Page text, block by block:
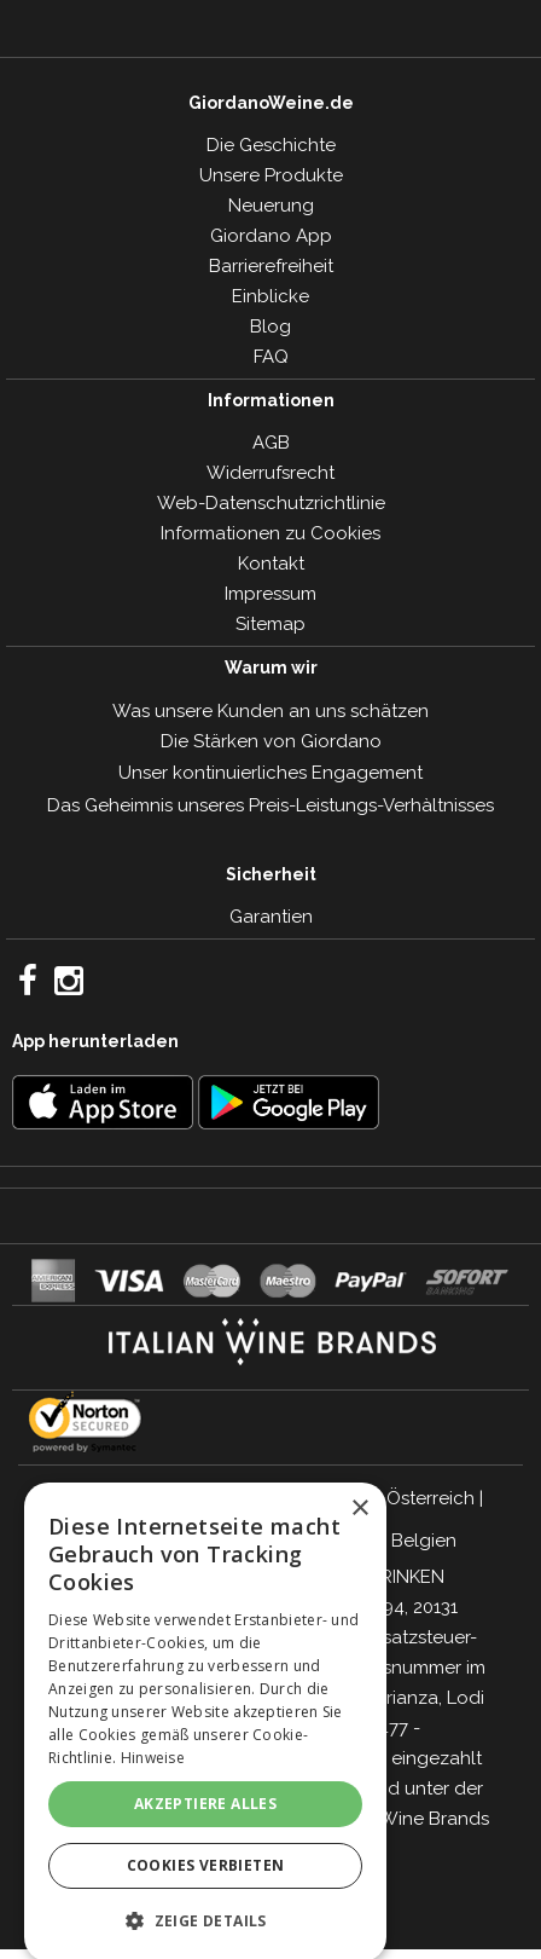
GiordanoWeine.de
Die Geschichte
Unsere Produkte
Neuerung
Giordano App
Barrierefreiheit
Einblicke
Blog
FAQ
Informationen
AGB
Widerrufsrecht
Web-Datenschutzrichtlinie
Informationen zu Cookies
Kontakt
Impressum
Sitemap
Warum wir
Was unsere Kunden an uns schätzen
Die Stärken von Giordano
Unser kontinuierliches Engagement
Das Geheimnis unseres Preis-Leistungs-Verhàltnisses
Sicherheit
Garantien
App herunterladen
Großbritannien |Österreich |
Schweiz| Niederlande|Frankreich
Belgien
VERANTWORTUNGSBEWUSST TRINKEN
Viale Abruzzi 94, 20131
Mailand – Italien - Steuernummer, Umsatzsteuer-
Identifikationsnummer und Eintragungsnummer im
Handelsregister von Mailand, Monza-Brianza, Lodi
04642870960 - R.E.A. MI-2564477 -
Gesellschaftskapital 500.000 Euro voll eingezahlt
Gesellschaft mit einzigem Teilhaber und unter der
Leitung und Koordinierung von
Italian Wine Brands
S.p.A.
×
Diese Internetseite macht
Gebrauch von Tracking
Cookies
Diese Website verwendet Erstanbieter- und
Drittanbieter-Cookies, um die
Benutzererfahrung zu verbessern und
Anzeigen zu personalisieren. Durch die
Nutzung unserer Website akzeptieren Sie
alle Cookies gemäß unserer Cookie-
Richtlinie. Hinweise
AKZEPTIERE ALLES
COOKIES VERBIETEN
ZEIGE DETAILS